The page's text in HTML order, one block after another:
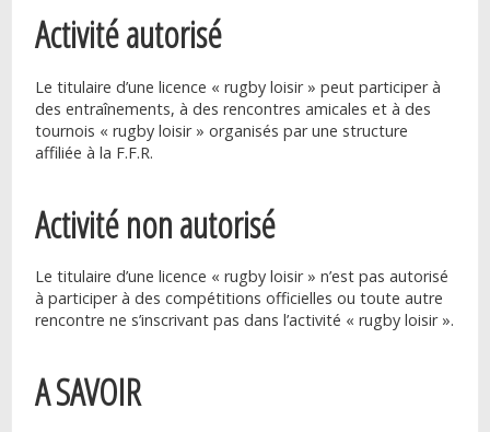
Activité autorisé
Le titulaire d’une licence « rugby loisir » peut participer à
des entraînements, à des rencontres amicales et à des
tournois « rugby loisir » organisés par une structure
affiliée à la F.F.R.
Activité non autorisé
Le titulaire d’une licence « rugby loisir » n’est pas autorisé
à participer à des compétitions officielles ou toute autre
rencontre ne s’inscrivant pas dans l’activité « rugby loisir ».
A SAVOIR